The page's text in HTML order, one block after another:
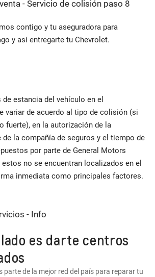
contigo y tu aseguradora para
y así entregarte tu Chevrolet.
estancia del vehículo en el
variar de acuerdo al tipo de colisión (si
fuerte), en la autorización de la
de la compañía de seguros y el tiempo de
por parte de General Motors
no se encuentran localizados en el
inmediata como principales factores.
es darte centros
parte de la mejor red del país para reparar tu